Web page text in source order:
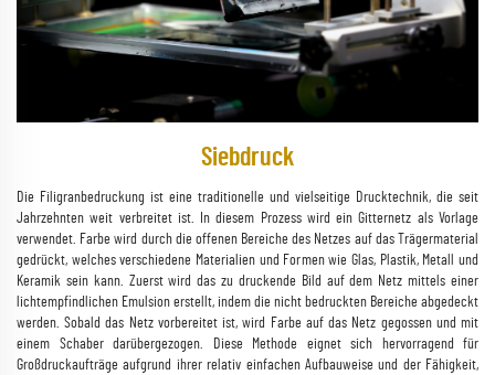
Siebdruck
Die Filigranbedruckung ist eine traditionelle und vielseitige Drucktechnik, die seit
Jahrzehnten weit verbreitet ist. In diesem Prozess wird ein Gitternetz als Vorlage
verwendet. Farbe wird durch die offenen Bereiche des Netzes auf das Trägermaterial
gedrückt, welches verschiedene Materialien und Formen wie Glas, Plastik, Metall und
Keramik sein kann. Zuerst wird das zu druckende Bild auf dem Netz mittels einer
lichtempfindlichen Emulsion erstellt, indem die nicht bedruckten Bereiche abgedeckt
werden. Sobald das Netz vorbereitet ist, wird Farbe auf das Netz gegossen und mit
einem Schaber darübergezogen. Diese Methode eignet sich hervorragend für
Großdruckaufträge aufgrund ihrer relativ einfachen Aufbauweise und der Fähigkeit,